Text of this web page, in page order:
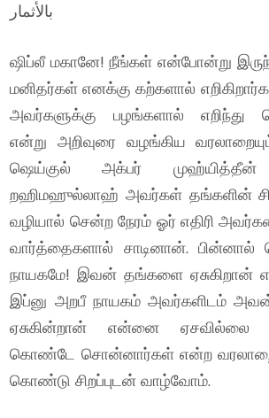
بالأثمار
ஷிப்லீ மகானே! நீங்கள் என்போன்று
மனிதர்கள் எனக்கு கற்களால்
அவர்களுக்கு பழங்களால் எறிந்து
என்று அறிவுரை வழங்கிய
ஷெய்குல் அக்பர்
றஹிமஹுல்லாஹ் அவர்கள் தங்களின்
வழியால் சென்ற நேரம் ஓர் எதிரி
வார்த்தைகளால் சாடினான். பின்னால்
நாயகமே! இவன் தங்களை ஏசுகிறான்
இப்னு அறபீ நாயகம் அவர்களிடம்
ஏசுகின்றான் என்னை ஏசவில்லை
கொண்டே சொன்னார்கள் என்ற
கொண்டு சிறப்புடன் வாழ்வோம்.